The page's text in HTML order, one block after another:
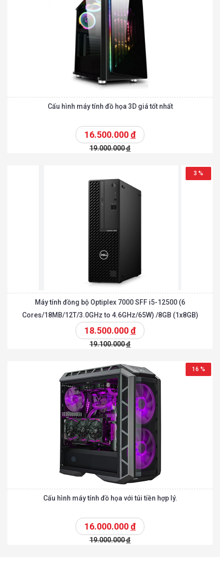
Cấu hình máy tính đồ họa 3D giá tốt nhất
16.500.000đ
19.000.000đ
3 %
Máy tính đồng bộ Optiplex 7000 SFF i5-12500 (6
Cores/18MB/12T/3.0GHz to 4.6GHz/65W) /8GB (1x8GB)
DDR4/M.2 2230 256GB/Ubuntu Linux 20.04
18.500.000đ
19.100.000đ
16 %
Cấu hình máy tính đồ họa với túi tiền hợp lý.
16.000.000đ
19.000.000đ